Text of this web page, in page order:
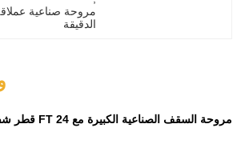
الدقيقة
مروحة السقف الصناعية الكبيرة مع 24 FT قطر شفرات